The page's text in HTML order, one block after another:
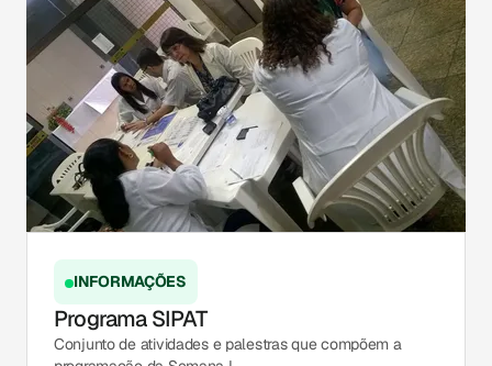
INFORMAÇÕES
Programa SIPAT
Conjunto de atividades e palestras que compõem a